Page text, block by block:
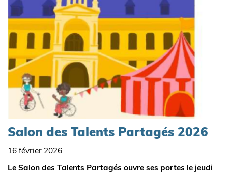
Salon des Talents Partagés 2026
16 février 2026
Le Salon des Talents Partagés ouvre ses portes le jeudi